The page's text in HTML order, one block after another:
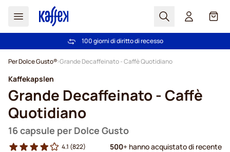
Search
Spedizione Gratuita oltre 49 €
100 giorni di diritto di recesso
Per Dolce Gusto® Grande Decaffeinato - Caffè Quotidiano
Kaffekapslen
Grande Decaffeinato - Caffè
Quotidiano
16 capsule per Dolce Gusto
4.1 (822) 500+ hanno acquistato di recente